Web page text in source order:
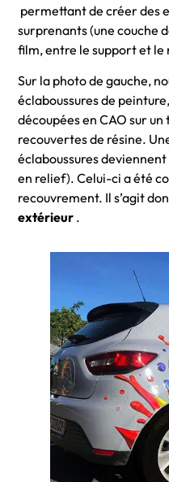
permettant de créer des
surprenants (une couche
film, entre le support et
Sur la photo de gauche,
éclaboussures de
découpées en CAO sur
recouvertes de résine.
éclaboussures
en relief).Celui-ci a été
recouvrement. Il s’agit
extérieur .